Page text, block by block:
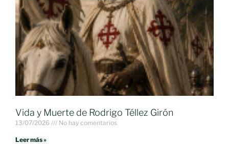
Vida y Muerte de Rodrigo Téllez Girón
13/07/2026 No hay comentarios
Leer más »